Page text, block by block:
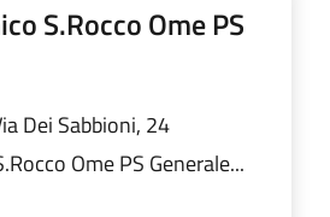
S.Rocco Ome PS
Dei Sabbioni, 24
Ome PS Generale...